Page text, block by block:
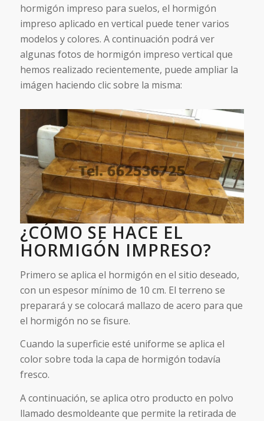
hormigón impreso para suelos, el hormigón
impreso aplicado en vertical puede tener varios
modelos y colores. A continuación podrá ver
algunas fotos de hormigón impreso vertical que
hemos realizado recientemente, puede ampliar la
imágen haciendo clic sobre la misma:
¿CÓMO SE HACE EL
HORMIGÓN IMPRESO?
Primero se aplica el hormigón en el sitio deseado,
con un espesor mínimo de 10 cm. El terreno se
preparará y se colocará mallazo de acero para que
el hormigón no se fisure.
Cuando la superficie esté uniforme se aplica el
color sobre toda la capa de hormigón todavía
fresco.
A continuación, se aplica otro producto en polvo
llamado desmoldeante que permite la retirada de